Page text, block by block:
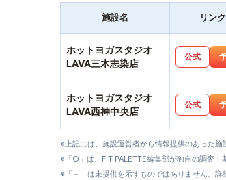
施設名 リンク
ホットヨガスタジオ
LAVA三木志染店
公式
ホットヨガスタジオ
LAVA西神中央店
公式
※上記には、施設運営者から情報提供のあった施
※「○」は、FIT PALETTE編集部が独自の調査・
※「－」は未提供を示すものではありません。詳